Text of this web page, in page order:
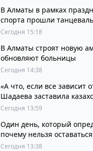
В Алматы в рамках
спорта прошли
Bull Dance Your Style
Сегодня 15:18
В Алматы строят новую
обновляют больницы
Сегодня 14:38
«А что, если все зависит
Шадаева заставила
остановиться и задуматься
Сегодня 13:59
Один день, который
почему нельзя
августа
Сегодня 13:38